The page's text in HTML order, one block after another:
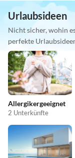
Urlaubsideen
Nicht sicher, wohin
perfekte
Allergikergeeignet
2 Unterkünfte